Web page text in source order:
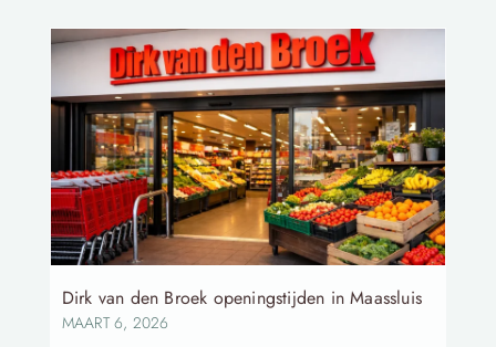
Dirk van den Broek openingstijden in Maassluis
MAART 6, 2026